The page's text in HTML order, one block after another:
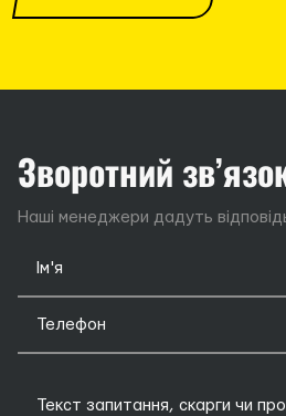
Зворотний
Наші менеджери дадуть